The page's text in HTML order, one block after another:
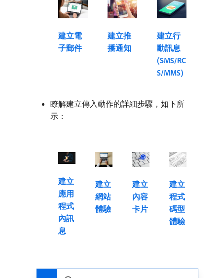
建立電
子郵件
建立推
播通知
建立行
動訊息
(SMS/RC
S/MMS)
瞭解建立傳入動作的詳細步驟，如下所
示：
建立
應用
程式
內訊
息
建立
網站
體驗
建立
內容
卡片
建立
程式
碼型
體驗